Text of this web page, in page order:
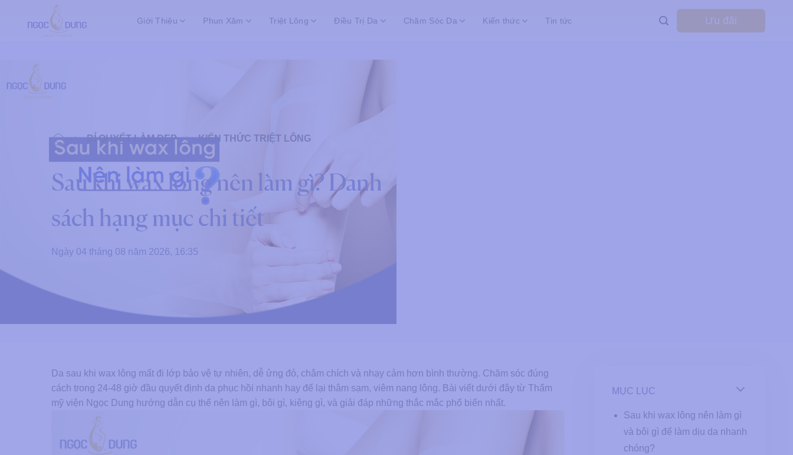
Giới Thiệu Phun Xăm Triệt Lông Điều Trị Da Chăm Sóc Da Kiến thức Tin tức Ưu đãi
BÍ QUYẾT LÀM ĐẸP KIẾN THỨC TRIỆT LÔNG
Sau khi wax lông nên làm gì? Danh
sách hạng mục chi tiết
Ngày 04 tháng 08 năm 2026, 16:35
Da sau khi wax lông mất đi lớp bảo vệ tự nhiên, dễ ửng đỏ, châm chích và nhạy cảm hơn bình thường. Chăm sóc đúng
cách trong 24-48 giờ đầu quyết định da phục hồi nhanh hay để lại thâm sạm, viêm nang lông. Bài viết dưới đây từ Thẩm
mỹ viện Ngọc Dung hướng dẫn cụ thể nên làm gì, bôi gì, kiêng gì, và giải đáp những thắc mắc phổ biến nhất.
MỤC LỤC
Sau khi wax lông nên làm gì
và bôi gì để làm dịu da nhanh
chóng?